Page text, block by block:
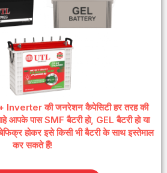
की जनरेशन कैपेसिटी हर तरह की
आपके पास SMF बैटरी हो, GEL बैटरी हो या
होकर इसे किसी भी बैटरी के साथ इस्तेमाल
कर सकते हैं!